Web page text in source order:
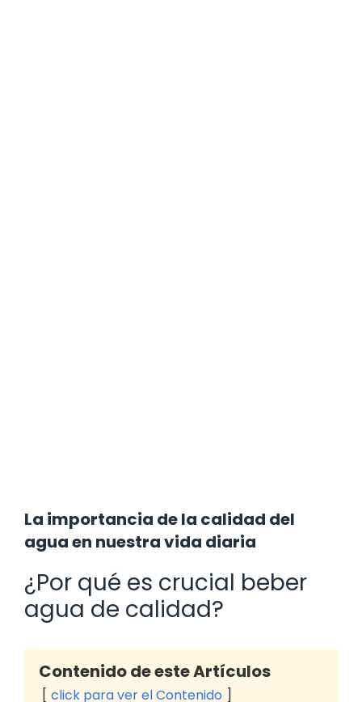
La importancia de la calidad del
agua en nuestra vida diaria
¿Por qué es crucial beber
agua de calidad?
Contenido de este Artículos
click para ver el Contenido